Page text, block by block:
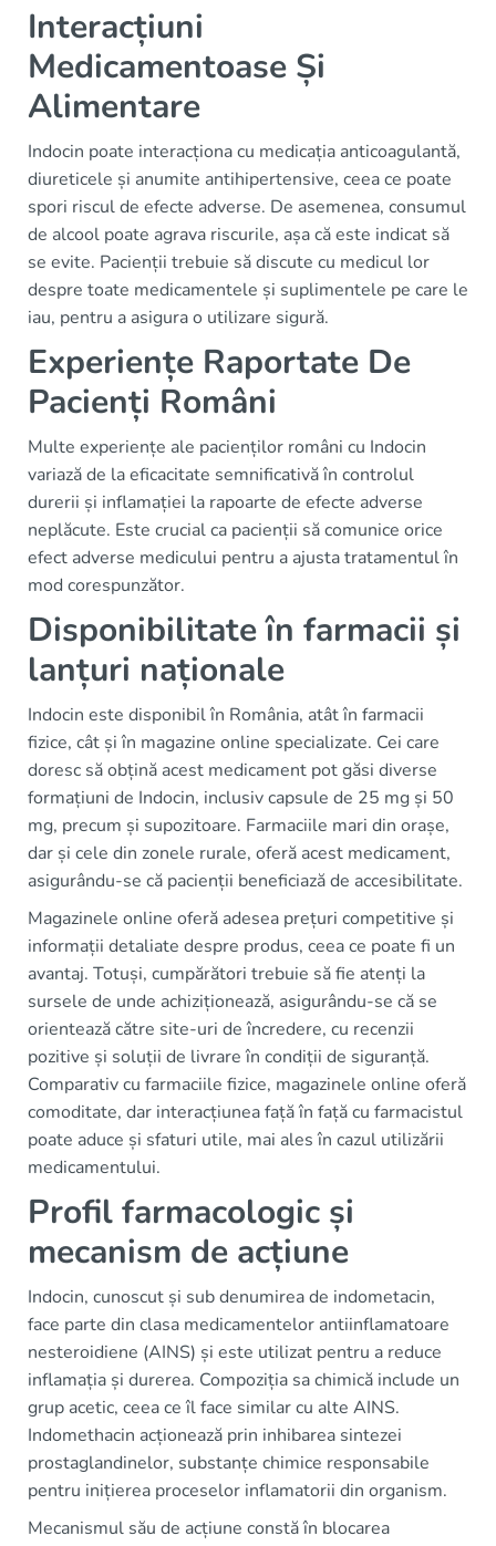
Interacțiuni
Medicamentoase Și
Alimentare
Indocin poate interacționa cu medicația anticoagulantă,
diureticele și anumite antihipertensive, ceea ce poate
spori riscul de efecte adverse. De asemenea, consumul
de alcool poate agrava riscurile, așa că este indicat să
se evite. Pacienții trebuie să discute cu medicul lor
despre toate medicamentele și suplimentele pe care le
iau, pentru a asigura o utilizare sigură.
Experiențe Raportate De
Pacienți Români
Multe experiențe ale pacienților români cu Indocin
variază de la eficacitate semnificativă în controlul
durerii și inflamației la rapoarte de efecte adverse
neplăcute. Este crucial ca pacienții să comunice orice
efect adverse medicului pentru a ajusta tratamentul în
mod corespunzător.
Disponibilitate în farmacii și
lanțuri naționale
Indocin este disponibil în România, atât în farmacii
fizice, cât și în magazine online specializate. Cei care
doresc să obțină acest medicament pot găsi diverse
formațiuni de Indocin, inclusiv capsule de 25 mg și 50
mg, precum și supozitoare. Farmaciile mari din orașe,
dar și cele din zonele rurale, oferă acest medicament,
asigurându-se că pacienții beneficiază de accesibilitate.
Magazinele online oferă adesea prețuri competitive și
informații detaliate despre produs, ceea ce poate fi un
avantaj. Totuși, cumpărători trebuie să fie atenți la
sursele de unde achiziționează, asigurându-se că se
orientează către site-uri de încredere, cu recenzii
pozitive și soluții de livrare în condiții de siguranță.
Comparativ cu farmaciile fizice, magazinele online oferă
comoditate, dar interacțiunea față în față cu farmacistul
poate aduce și sfaturi utile, mai ales în cazul utilizării
medicamentului.
Profil farmacologic și
mecanism de acțiune
Indocin, cunoscut și sub denumirea de indometacin,
face parte din clasa medicamentelor antiinflamatoare
nesteroidiene (AINS) și este utilizat pentru a reduce
inflamația și durerea. Compoziția sa chimică include un
grup acetic, ceea ce îl face similar cu alte AINS.
Indomethacin acționează prin inhibarea sintezei
prostaglandinelor, substanțe chimice responsabile
pentru inițierea proceselor inflamatorii din organism.
Mecanismul său de acțiune constă în blocarea